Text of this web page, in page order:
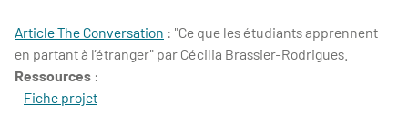
Article The Conversation : "Ce que les étudiants apprennent
en partant à l’étranger" par Cécilia Brassier-Rodrigues.
Ressources :
- Fiche projet